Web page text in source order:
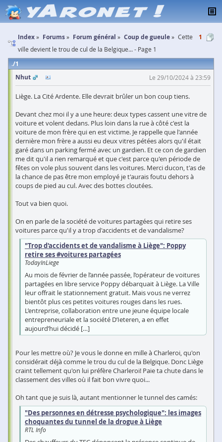
Index Forums Forum général Coup de gueule
Cette
ville devient le trou de cul de la Belgique... - Page 1
1
1
Nhut
Le 29/10/2024 à 23:59
Liège. La Cité Ardente. Elle devrait brûler un bon coup tiens.
Devant chez moi il y a une heure: deux types cassent une vitre de
voiture et volent dedans. Plus loin dans la rue à côté c'est la
voiture de mon frère qui en est victime. Je rappelle que l'année
dernière mon frère a aussi eu deux vitres pétées alors qu'il était
garé dans un parking fermé avec un gardien. Et ce con de gardien
me dit qu'il a rien remarqué et que c'est parce qu'en période de
fêtes on vole plus souvent dans les voitures. Merci ducon, t'as de
la chance de pas être mon employé je t'aurais foutu dehors à
coups de pied au cul. Avec des bottes cloutées.
Tout va bien quoi.
On en parle de la société de voitures partagées qui retire ses
voitures parce qu'il y a trop d'accidents et de vandalisme?
"Trop d'accidents et de vandalisme à Liège": Poppy
retire ses #voitures partagées
TodayInLiege
Au mois de février de l’année passée, l’opérateur de voitures
partagées en libre service Poppy débarquait à Liège. La Ville
leur offrait le stationnement gratuit. Mais vous ne verrez
bientôt plus ces petites voitures rouges dans les rues.
L’entreprise, collaboration entre une jeune équipe locale
entrepreneuriale et la société D’Ieteren, a en effet
aujourd’hui décidé […]
Pour les mettre où? Je vous le donne en mille à Charleroi, qu'on
considérait déjà comme le trou du cul de la Belgique. Donc Liège
craint tellement qu'on lui préfère Charleroi! Paie ta chute dans le
classement des villes où il fait bon vivre quoi...
Oh tant que je suis là, autant mentionner le tunnel des camés:
"Des personnes en détresse psychologique": les images
choquantes du tunnel de la drogue à Liège
RTL Info